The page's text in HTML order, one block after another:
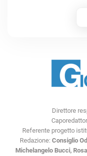
Direttore
Referente progetto
Redazione: Consiglio
Michelangelo Bucci,